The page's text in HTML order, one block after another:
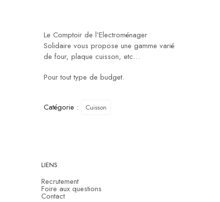
Le Comptoir de l’Electroménager
Solidaire vous propose une gamme varié
de four, plaque cuisson, etc…
Pour tout type de budget.
Catégorie : Cuisson
LIENS
Recrutement
Foire aux questions
Contact